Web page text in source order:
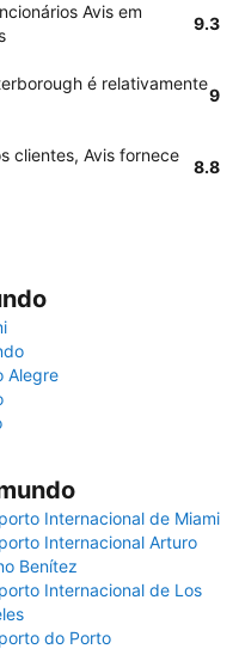
Avis em
9.3
é relativamente
9
clientes, Avis fornece
8.8
Alegre
Internacional de Miami
Internacional Arturo
Benítez
Internacional de Los
do Porto